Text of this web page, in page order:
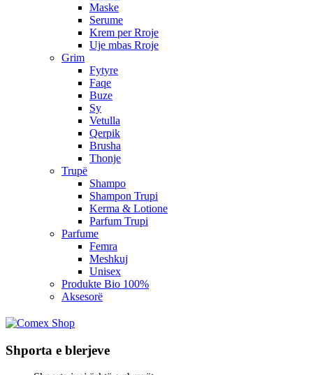
Maske
Serume
Krem per Rroje
Uje mbas Rroje
Grim
Fytyre
Faqe
Buze
Sy
Vetulla
Qerpik
Brusha
Thonje
Trupë
Shampo
Shampon Trupi
Kerma & Lotione
Parfum Trupi
Parfume
Femra
Meshkuj
Unisex
Produkte Bio 100%
Aksesorë
Shporta e blerjeve